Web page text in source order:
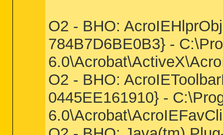
O2 - BHO:
784B7D6BE0B3} -
O2 - BHO:
0445EE161910} -